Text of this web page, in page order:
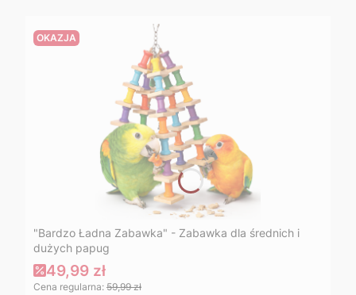
OKAZJA
"Bardzo Ładna Zabawka" - Zabawka dla średnich i
dużych papug
49,99 zł
Cena regularna: 59,99 zł